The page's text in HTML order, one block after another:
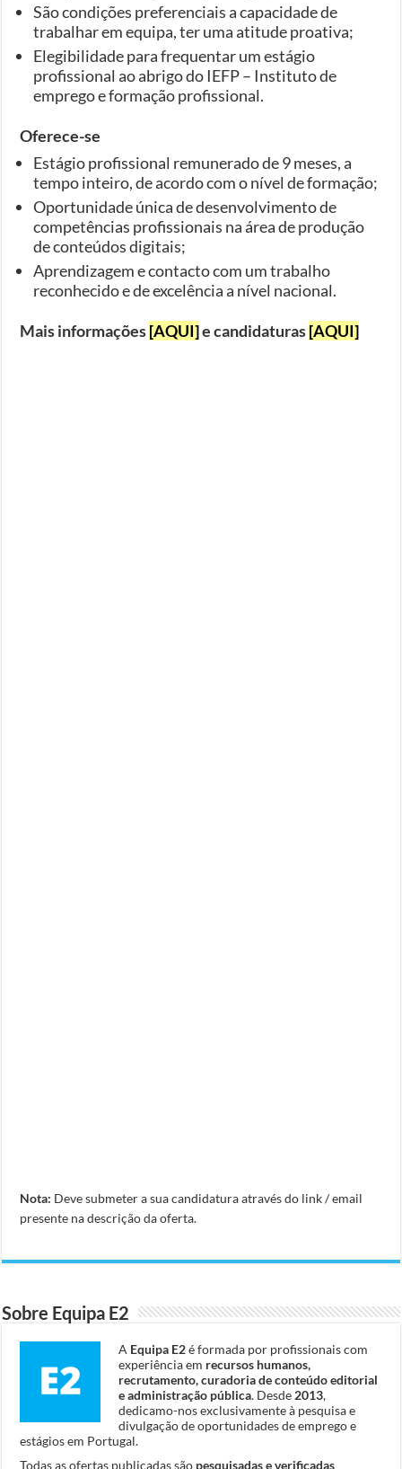
São condições preferenciais a capacidade de
trabalhar em equipa, ter uma atitude proativa;
Elegibilidade para frequentar um estágio
profissional ao abrigo do IEFP – Instituto de
emprego e formação profissional.
Oferece-se
Estágio profissional remunerado de 9 meses, a
tempo inteiro, de acordo com o nível de formação;
Oportunidade única de desenvolvimento de
competências profissionais na área de produção
de conteúdos digitais;
Aprendizagem e contacto com um trabalho
reconhecido e de excelência a nível nacional.
Mais informações[AQUI]e candidaturas[AQUI]
Nota: Deve submeter a sua candidatura através do link / email
presente na descrição da oferta.
Sobre Equipa E2
A Equipa E2é formada por profissionais com
experiência em recursos humanos,
recrutamento, curadoria de conteúdo editorial
e administração pública. Desde 2013,
dedicamo-nos exclusivamente à pesquisa e
divulgação de oportunidades de emprego e
estágios em Portugal.
Todas as ofertas publicadas são pesquisadas e verificadas